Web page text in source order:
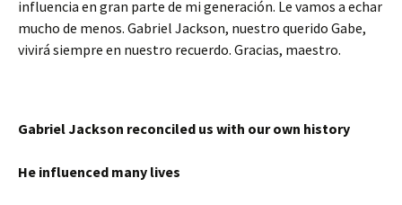
influencia en gran parte de mi generación. Le vamos a echar
mucho de menos. Gabriel Jackson, nuestro querido Gabe,
vivirá siempre en nuestro recuerdo. Gracias, maestro.
Gabriel Jackson reconciled us with our own history
He influenced many lives